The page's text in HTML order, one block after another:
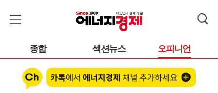
종합 섹션뉴스 오피니언